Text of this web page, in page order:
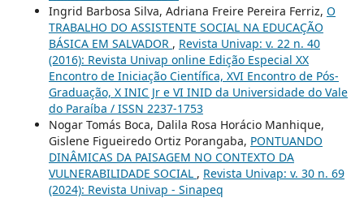
Ingrid Barbosa Silva, Adriana Freire Pereira Ferriz, O
TRABALHO DO ASSISTENTE SOCIAL NA EDUCAÇÃO
BÁSICA EM SALVADOR , Revista Univap: v. 22 n. 40
(2016): Revista Univap online Edição Especial XX
Encontro de Iniciação Científica, XVI Encontro de Pós-
Graduação, X INIC Jr e VI INID da Universidade do Vale
do Paraíba / ISSN 2237-1753
Nogar Tomás Boca, Dalila Rosa Horácio Manhique,
Gislene Figueiredo Ortiz Porangaba, PONTUANDO
DINÂMICAS DA PAISAGEM NO CONTEXTO DA
VULNERABILIDADE SOCIAL , Revista Univap: v. 30 n. 69
(2024): Revista Univap - Sinapeq